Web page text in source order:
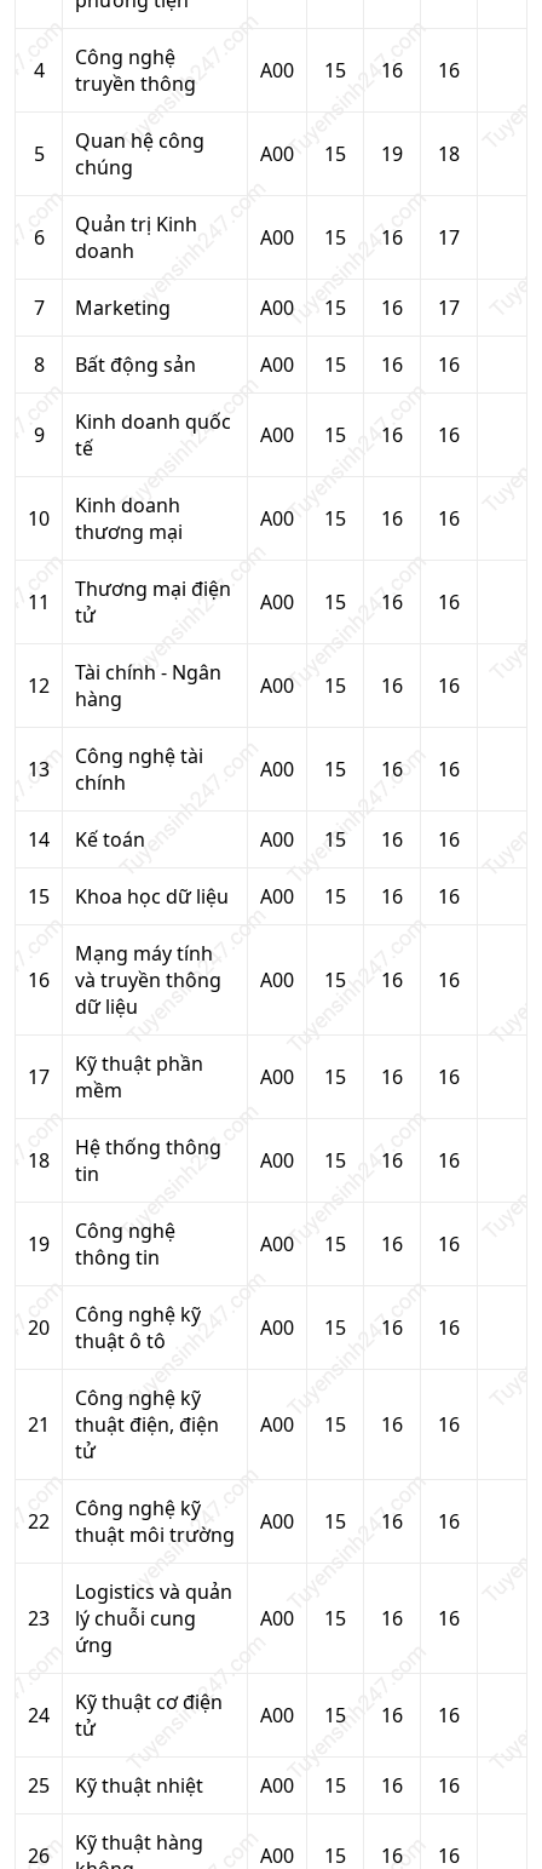
4
Công nghệ
truyền thông
A00 15 16 16
5
Quan hệ công
chúng
A00 15 19 18
6
Quản trị Kinh
doanh
A00 15 16 17
7 Marketing A00 15 16 17
8 Bất động sản A00 15 16 16
9
Kinh doanh quốc
tế
A00 15 16 16
10
Kinh doanh
thương mại
A00 15 16 16
11
Thương mại điện
tử
A00 15 16 16
12
Tài chính - Ngân
hàng
A00 15 16 16
13
Công nghệ tài
chính
A00 15 16 16
14 Kế toán A00 15 16 16
15 Khoa học dữ liệu A00 15 16 16
16
Mạng máy tính
và truyền thông
dữ liệu
A00 15 16 16
17
Kỹ thuật phần
mềm
A00 15 16 16
18
Hệ thống thông
tin
A00 15 16 16
19
Công nghệ
thông tin
A00 15 16 16
20
Công nghệ kỹ
thuật ô tô
A00 15 16 16
21
Công nghệ kỹ
thuật điện, điện
tử
A00 15 16 16
22
Công nghệ kỹ
thuật môi trường
A00 15 16 16
23
Logistics và quản
lý chuỗi cung
ứng
A00 15 16 16
24
Kỹ thuật cơ điện
tử
A00 15 16 16
25 Kỹ thuật nhiệt A00 15 16 16
26
Kỹ thuật hàng
A00 15 16 16